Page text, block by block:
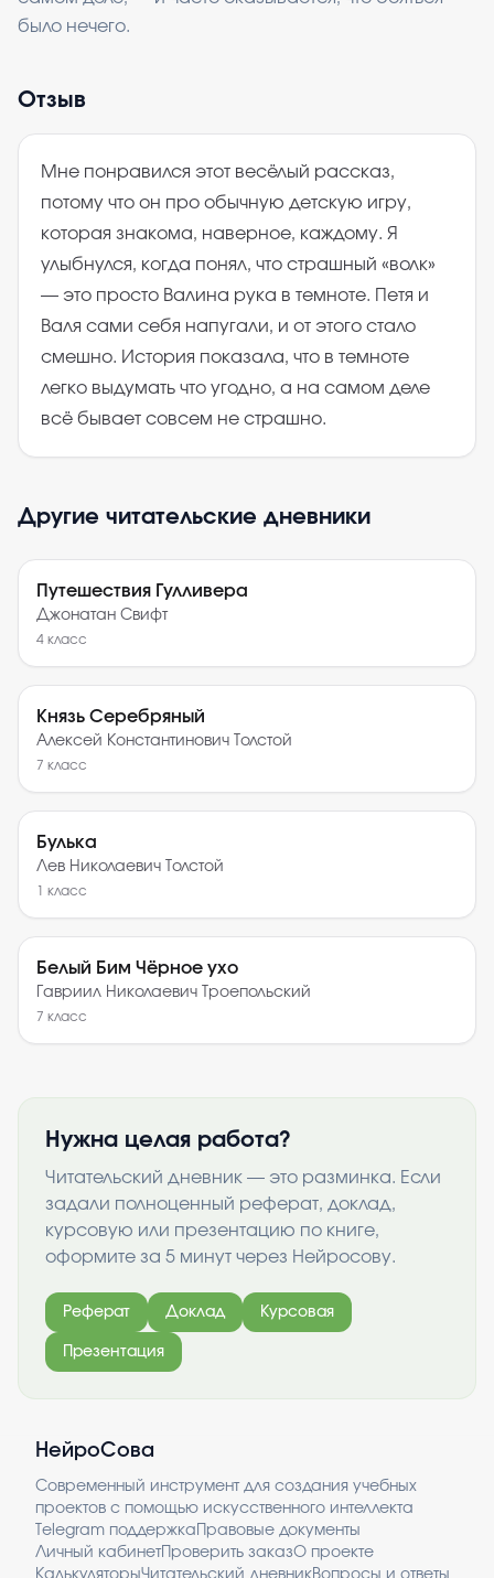
было нечего.
Отзыв
Мне понравился этот весёлый рассказ,
потому что он про обычную детскую игру,
которая знакома, наверное, каждому. Я
улыбнулся, когда понял, что страшный «волк»
— это просто Валина рука в темноте. Петя и
Валя сами себя напугали, и от этого стало
смешно. История показала, что в темноте
легко выдумать что угодно, а на самом деле
всё бывает совсем не страшно.
Другие читательские дневники
Путешествия Гулливера
Джонатан Свифт
4 класс
Князь Серебряный
Алексей Константинович Толстой
7 класс
Булька
Лев Николаевич Толстой
1 класс
Белый Бим Чёрное ухо
Гавриил Николаевич Троепольский
7 класс
Нужна целая работа?
Читательский дневник — это разминка. Если
задали полноценный реферат, доклад,
курсовую или презентацию по книге,
оформите за 5 минут через Нейросову.
Реферат Доклад Курсовая
Презентация
НейроСова
Современный инструмент для создания учебных
проектов с помощью искусственного интеллекта
Telegram поддержка Правовые документы
Личный кабинетПроверить заказО проекте
КалькуляторыЧитательский дневникВопросы и ответы